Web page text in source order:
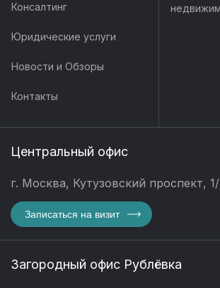
Консалтинг
Юридические услуги
Новости и Обзоры
Контакты
Центральный офис
г. Москва, Кутузовский проспект,
Записаться на визит
Загородный офис Рублёвка